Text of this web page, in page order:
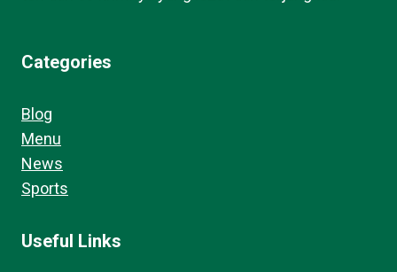
Categories
Blog
Menu
News
Sports
Useful Links